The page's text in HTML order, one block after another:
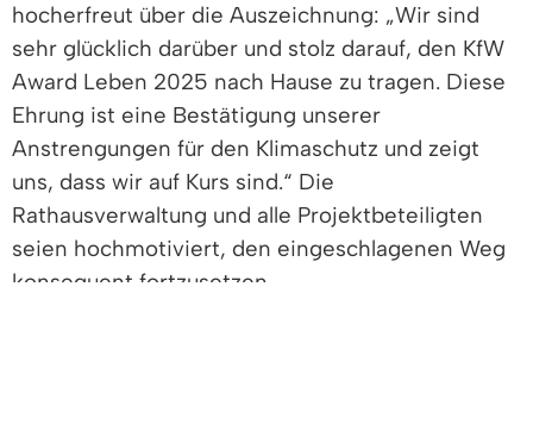
hocherfreut über die Auszeichnung: „Wir sind
sehr glücklich darüber und stolz darauf, den KfW
Award Leben 2025 nach Hause zu tragen. Diese
Ehrung ist eine Bestätigung unserer
Anstrengungen für den Klimaschutz und zeigt
uns, dass wir auf Kurs sind.“ Die
Rathausverwaltung und alle Projektbeteiligten
seien hochmotiviert, den eingeschlagenen Weg
konsequent fortzusetzen.